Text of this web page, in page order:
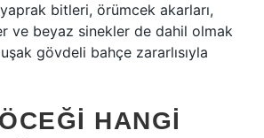
bitleri, örümcek akarları,
ve beyaz sinekler de dahil olmak
gövdeli bahçe zararlısıyla
HANGI